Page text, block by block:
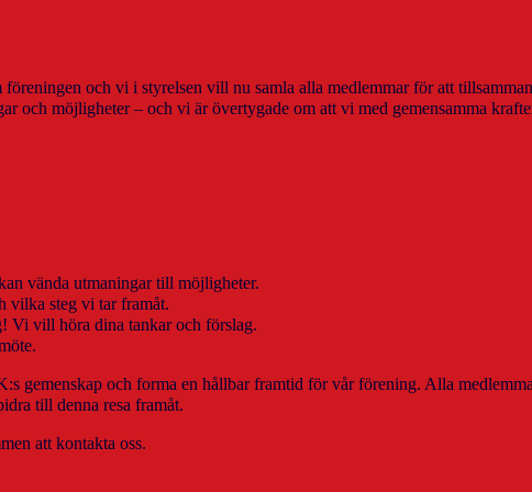
och vi i styrelsen vill nu samla alla medlemmar för att
och möjligheter – och vi är övertygade om att vi med gemensamma
vända utmaningar till möjligheter.
vilka steg vi tar framåt.
Vi vill höra dina tankar och förslag.
gemenskap och forma en hållbar framtid för vår förening. Alla
till denna resa framåt.
att kontakta oss.